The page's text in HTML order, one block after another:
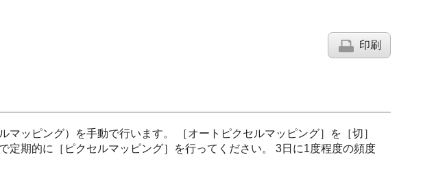
印刷
マッピング）を手動で行います。 ［オートピクセルマッピング］ を ［切］
定期的に
［ピクセルマッピング］
を行ってください。 3日に1度程度の頻度